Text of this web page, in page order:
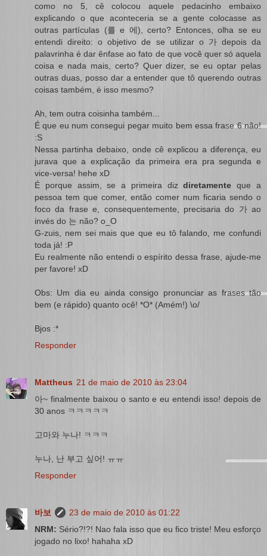
como no 5, cê colocou aquele pedacinho embaixo
explicando o que aconteceria se a gente colocasse as
outras partículas (를 e 에), certo? Entonces, olha se eu
entendi direito: o objetivo de se utilizar o 가 depois da
palavrinha é dar ênfase ao fato de que você quer só aquela
coisa e nada mais, certo? Quer dizer, se eu optar pelas
outras duas, posso dar a entender que tô querendo outras
coisas também, é isso mesmo?
Ah, tem outra coisinha também...
É que eu num consegui pegar muito bem essa frase 6 não!
:S
Nessa partinha debaixo, onde cê explicou a diferença, eu
jurava que a explicação da primeira era pra segunda e
vice-versa! hehe xD
É porque assim, se a primeira dizdiretamente que a
pessoa tem que comer, então comer num ficaria sendo o
foco da frase e, consequentemente, precisaria do 가 ao
invés do 는 não? o_O
G-zuis, nem sei mais que que eu tô falando, me confundi
toda já! :P
Eu realmente não entendi o espírito dessa frase, ajude-me
per favore! xD
Obs: Um dia eu ainda consigo pronunciar as frases tão
bem (e rápido) quanto ocê! *O* (Amém!) \o/
Bjos :*
Responder
Mattheus 21 de maio de 2010 às 23:04
아~ finalmente baixou o santo e eu entendi isso! depois de
30 anos ㅋㅋㅋㅋㅋ
고마와 누나! ㅋㅋㅋ
누나, 난 부고 싶어! ㅠㅠ
Responder
바보
23 de maio de 2010 às 01:22
NRM: Sério?!?! Nao fala isso que eu fico triste! Meu esforço
jogado no lixo! hahaha xD